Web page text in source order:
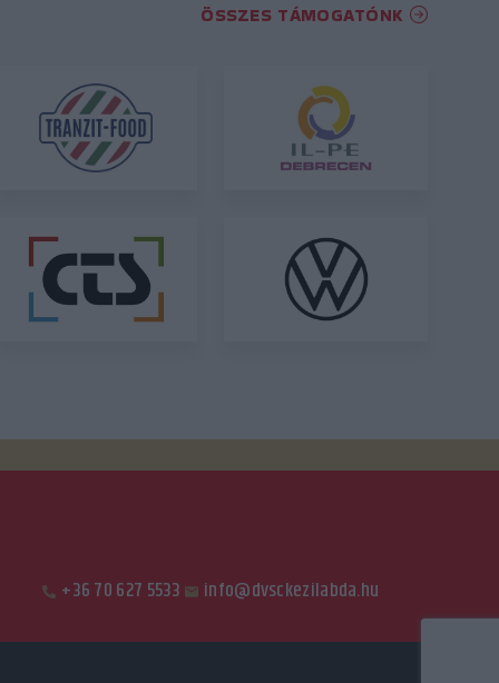
ÖSSZES TÁMOGATÓNK
+36 70 627 5533 info@dvsckezilabda.hu